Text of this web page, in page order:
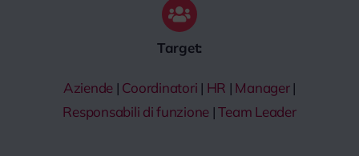
Target:
Aziende | Coordinatori | HR | Manager|
Responsabili di funzione |Team Leader